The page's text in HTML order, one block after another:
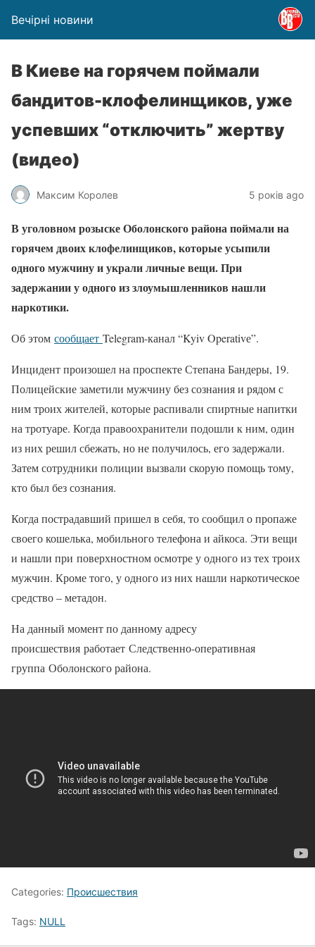
Вечірні новини
В Киеве на горячем поймали
бандитов-клофелинщиков, уже
успевших “отключить” жертву
(видео)
Максим Королев 5 років ago
В уголовном розыске Оболонского района поймали на
горячем двоих клофелинщиков, которые усыпили
одного мужчину и украли личные вещи. При
задержании у одного из злоумышленников нашли
наркотики.
Об этом сообщает Telegram-канал “Kyiv Operativе”.
Инцидент произошел на проспекте Степана Бандеры, 19.
Полицейские заметили мужчину без сознания и рядом с
ним троих жителей, которые распивали спиртные напитки
на тротуаре. Когда правоохранители подошли к ним, один
из них решил сбежать, но не получилось, его задержали.
Затем сотрудники полиции вызвали скорую помощь тому,
кто был без сознания.
Когда пострадавший пришел в себя, то сообщил о пропаже
своего кошелька, мобильного телефона и айкоса. Эти вещи
и нашли при поверхностном осмотре у одного из тех троих
мужчин. Кроме того, у одного из них нашли наркотическое
средство – метадон.
На данный момент по данному адресу
происшествия работает Следственно-оперативная
группа Оболонского района.
Categories: Происшествия
Tags: NULL